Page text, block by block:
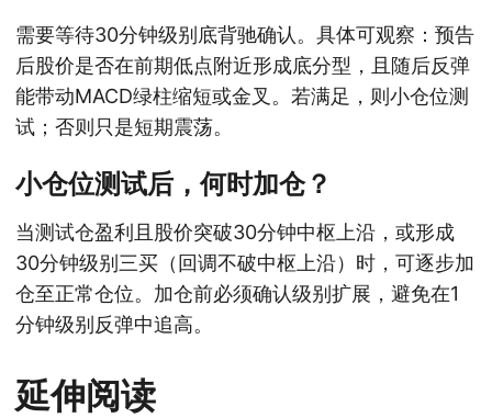
需要等待30分钟级别底背驰确认。具体可观察：预告
后股价是否在前期低点附近形成底分型，且随后反弹
能带动MACD绿柱缩短或金叉。若满足，则小仓位测
试；否则只是短期震荡。
小仓位测试后，何时加仓？
当测试仓盈利且股价突破30分钟中枢上沿，或形成
30分钟级别三买（回调不破中枢上沿）时，可逐步加
仓至正常仓位。加仓前必须确认级别扩展，避免在1
分钟级别反弹中追高。
延伸阅读